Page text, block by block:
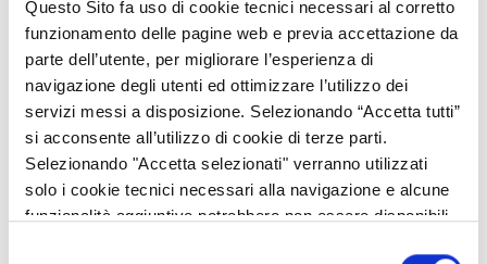
Questo Sito fa uso di cookie tecnici necessari al corretto
funzionamento delle pagine web e previa accettazione da
parte dell’utente, per migliorare l’esperienza di
navigazione degli utenti ed ottimizzare l’utilizzo dei
servizi messi a disposizione. Selezionando “Accetta tutti”
si acconsente all’utilizzo di cookie di terze parti.
Selezionando "Accetta selezionati" verranno utilizzati
solo i cookie tecnici necessari alla navigazione e alcune
funzionalità aggiuntive potrebbero non essere disponibili.
L’organizzazione degli uffici garantisce la separazione delle tre
funzioni ed è completata da:
servizio tecnico, che definisce le procedure di gestione e
di controllo (amministrativo e tecnico) delle domande di
aiuto ed integra, con le proprie verifiche, l’attività di
autorizzazione dei pagamenti;
servizio di audit interno, che accerta il corretto
funzionamento del sistema dei controlli e la conformità